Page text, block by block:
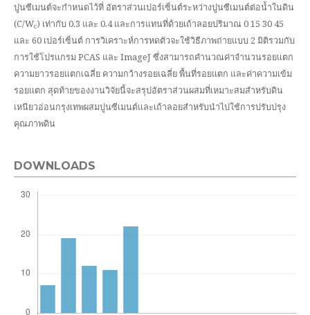
ปูนซีเมนต์จะกำหนดไว้ที่ อัตราส่วนเปอร์เซ็นต์ระหว่างปูนซีเมนต์ต่อน้ำในดิน
(C/Wc) เท่ากับ 0.3 และ 0.4 และการแทนที่ด้วยเถ้าลอยปริมาณ 0 15 30 45
และ 60 เปอร์เซ็นต์ การวิเคราะห์การหดตัวจะใช้วิธีภาพถ่ายแบบ 2 มิติรวมกับ
การใช้โปรแกรม PCAS และ ImageJ ซึ่งสามารถคำนวณค่าจำนวนรอยแตก
ความยาวรอยแตกเฉลี่ย ความกว้างรอยเฉลี่ย พื้นที่รอยแตก และค่าความเข้ม
รอยแตก สุดท้ายของงานวิจัยนี้จะสรุปอัตราส่วนผสมที่เหมาะสมสำหรับดิน
เหนียวอ่อนกรุงเทพผสมปูนซีเมนต์และเถ้าลอยสำหรับนำไปใช้การปรับปรุง
คุณภาพดิน
DOWNLOADS